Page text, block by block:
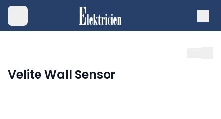
Velite Wall Sensor